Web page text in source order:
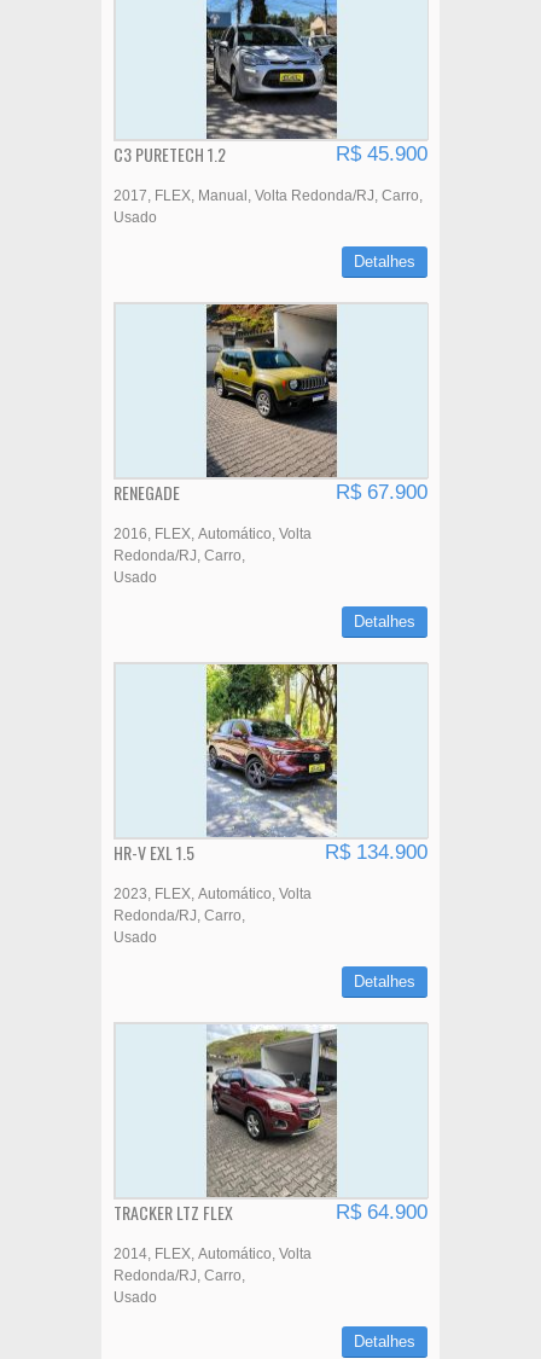
C3 PURETECH 1.2 R$ 45.900
2017 FLEX Manual Volta Redonda/RJ Carro
Usado
Detalhes
RENEGADE R$ 67.900
2016 FLEX Automático Volta
Redonda/RJ Carro
Usado
Detalhes
HR-V EXL 1.5 R$ 134.900
2023 FLEX Automático Volta
Redonda/RJ Carro
Usado
Detalhes
TRACKER LTZ FLEX R$ 64.900
2014 FLEX Automático Volta
Redonda/RJ Carro
Usado
Detalhes